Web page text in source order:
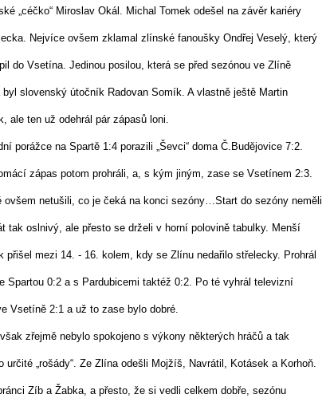
„céčko“ Miroslav Okál. Michal Tomek odešel na závěr kariéry
Nejvíce ovšem zklamal zlínské fanoušky Ondřej Veselý, který
do Vsetína. Jedinou posilou, která se před sezónou ve Zlíně
slovenský útočník Radovan Somík. A vlastně ještě Martin
ale ten už odehrál pár zápasů loni.
porážce na Spartě 1:4 porazili „Ševci“ doma Č.Budějovice 7:2.
zápas potom prohráli, a, s kým jiným, zase se Vsetínem 2:3.
ovšem netušili, co je čeká na konci sezóny…Start do sezóny neměli
tak oslnivý, ale přesto se drželi v horní polovině tabulky. Menší
přišel mezi 14. - 16. kolem, kdy se Zlínu nedařilo střelecky. Prohrál
Spartou 0:2 a s Pardubicemi taktéž 0:2. Po té vyhrál televizní
Vsetíně 2:1 a už to zase bylo dobré.
zřejmě nebylo spokojeno s výkony některých hráčů a tak
určité „rošády“. Ze Zlína odešli Mojžíš, Navrátil, Kotásek a Korhoň.
Zíb a Žabka, a přesto, že si vedli celkem dobře, sezónu